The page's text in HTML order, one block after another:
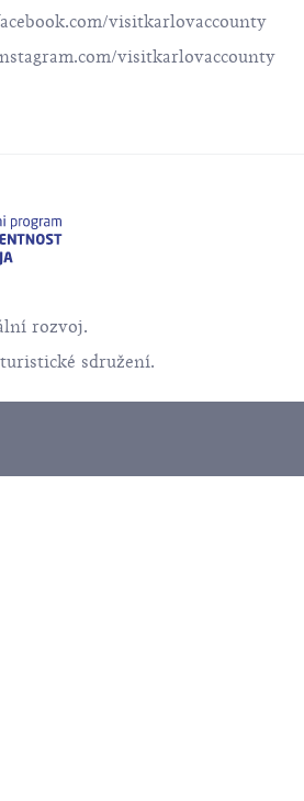
visitkarlovaccounty
visitkarlovaccounty
rozvoj.
sdružení.